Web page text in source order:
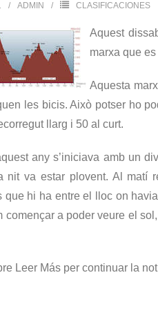
ADMIN CLASIFICACIONES
Aquest
marxa que
Aquesta
les bicis. Això potser ho
llarg i 50 al curt.
any s’iniciava amb un
nit va estar plovent. Al matí
que hi ha entre el lloc on
començar a poder veure el
Leer Más per continuar la